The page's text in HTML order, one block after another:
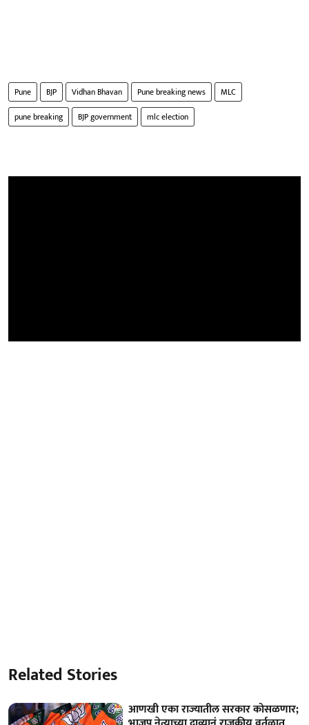
Pune BJP Vidhan Bhavan Pune breaking news
MLC
pune breaking
BJP government mlc election
Related Stories
आणखी एका राज्यातील सरकार कोसळणार;